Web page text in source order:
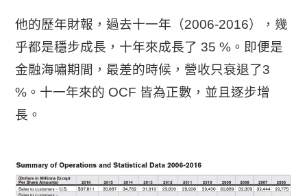
他的歷年財報，過去十一年（2006-2016），幾
乎都是穩步成長，十年來成長了 35 %。即便是
金融海嘯期間，最差的時候，營收只衰退了3
%。十一年來的 OCF 皆為正數，並且逐步增
長。